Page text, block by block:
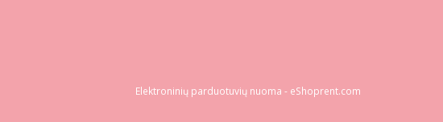
Elektroninių parduotuvių nuoma - eShoprent.com